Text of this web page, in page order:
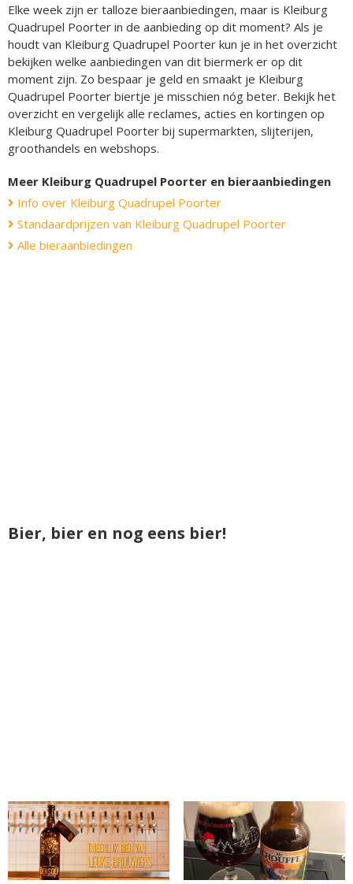
Elke week zijn er talloze bieraanbiedingen, maar is Kleiburg
Quadrupel Poorter in de aanbieding op dit moment? Als je
houdt van Kleiburg Quadrupel Poorter kun je in het overzicht
bekijken welke aanbiedingen van dit biermerk er op dit
moment zijn. Zo bespaar je geld en smaakt je Kleiburg
Quadrupel Poorter biertje je misschien nóg beter. Bekijk het
overzicht en vergelijk alle reclames, acties en kortingen op
Kleiburg Quadrupel Poorter bij supermarkten, slijterijen,
groothandels en webshops.
Meer Kleiburg Quadrupel Poorter en bieraanbiedingen
Info over Kleiburg Quadrupel Poorter
Standaardprijzen van Kleiburg Quadrupel Poorter
Alle bieraanbiedingen
Bier, bier en nog eens bier!